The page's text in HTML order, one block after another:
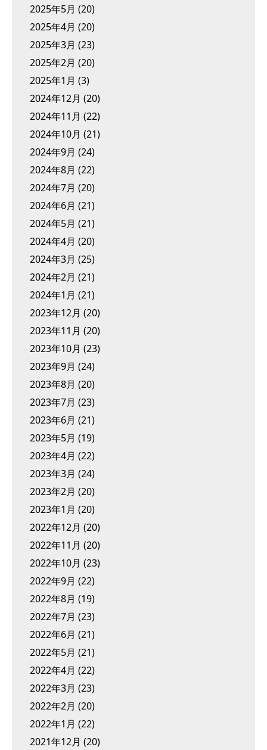
2025年5月 (20)
2025年4月 (20)
2025年3月 (23)
2025年2月 (20)
2025年1月 (3)
2024年12月 (20)
2024年11月 (22)
2024年10月 (21)
2024年9月 (24)
2024年8月 (22)
2024年7月 (20)
2024年6月 (21)
2024年5月 (21)
2024年4月 (20)
2024年3月 (25)
2024年2月 (21)
2024年1月 (21)
2023年12月 (20)
2023年11月 (20)
2023年10月 (23)
2023年9月 (24)
2023年8月 (20)
2023年7月 (23)
2023年6月 (21)
2023年5月 (19)
2023年4月 (22)
2023年3月 (24)
2023年2月 (20)
2023年1月 (20)
2022年12月 (20)
2022年11月 (20)
2022年10月 (23)
2022年9月 (22)
2022年8月 (19)
2022年7月 (23)
2022年6月 (21)
2022年5月 (21)
2022年4月 (22)
2022年3月 (23)
2022年2月 (20)
2022年1月 (22)
2021年12月 (20)